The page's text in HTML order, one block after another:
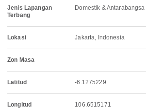
Jenis Lapangan
Terbang
Domestik & Antarabangsa
Lokasi Jakarta, Indonesia
Zon Masa
Latitud -6.1275229
Longitud 106.6515171